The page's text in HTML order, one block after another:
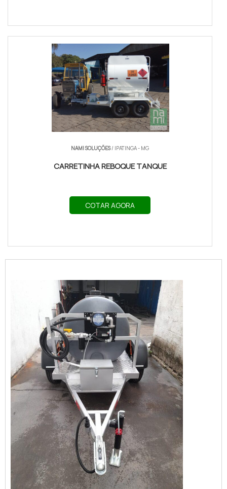
NAMI SOLUÇÕES/ IPATINGA - MG
CARRETINHA REBOQUE TANQUE
COTAR AGORA